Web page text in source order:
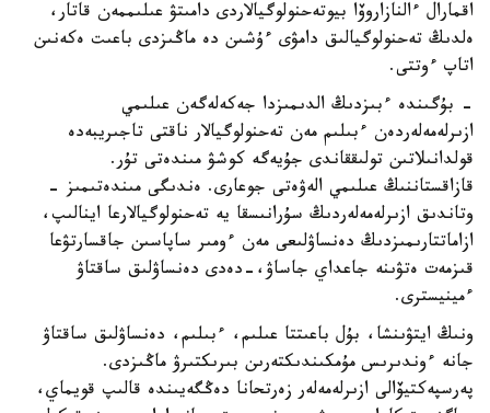
اقمارال ءالنازاروۆا بيوتەحنولوگيالاردى دامىتۋ عىلىممەن قاتار،
ەلدىڭ تەحنولوگيالىق دامۋى ءۇشىن دە ماڭىزدى باعىت ەكەنىن
اتاپ ءوتتى.
- بۇگىندە ءبىزدىڭ الدىمىزدا جەكەلەگەن عىلىمي
ازىرلەمەلەردەن ءبىلىم مەن تەحنولوگيالار ناقتى تاجىريبەدە
قولدانىلاتىن تولىققاندى جۇيەگە كوشۋ مىندەتى تۇر.
قازاقستاننىڭ عىلىمي الەۋەتى جوعارى. ەندىگى مىندەتىمىز -
وتاندىق ازىرلەمەلەردىڭ سۇرانىسقا يە تەحنولوگيالارعا اينالىپ،
ازاماتتارىمىزدىڭ دەنساۋلىعى مەن ءومىر ساپاسىن جاقسارتۋعا
قىزمەت ەتۋىنە جاعداي جاساۋ،-دەدى دەنساۋلىق ساقتاۋ
ءمينيسترى.
ونىڭ ايتۋىنشا، بۇل باعىتتا عىلىم، ءبىلىم، دەنساۋلىق ساقتاۋ
جانە ءوندىرىس مۇمكىندىكتەرىن بىرىكتىرۋ ماڭىزدى.
پەرسپەكتيۆالى ازىرلەمەلەر زەرتحانا دەڭگەيىندە قالىپ قويماي،